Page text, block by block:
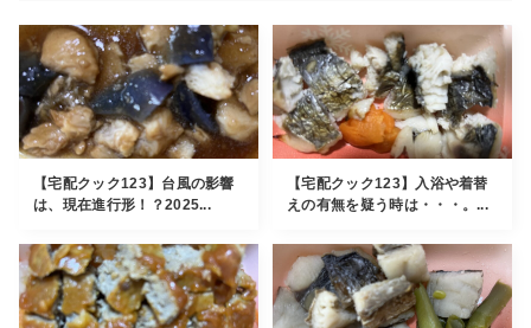
【宅配クック123】台風の影響
は、現在進行形！？2025...
【宅配クック123】入浴や着替
えの有無を疑う時は・・・。...